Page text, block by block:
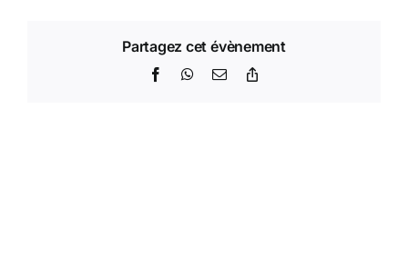
Partagez cet évènement
FacebookWhatsApp
Email